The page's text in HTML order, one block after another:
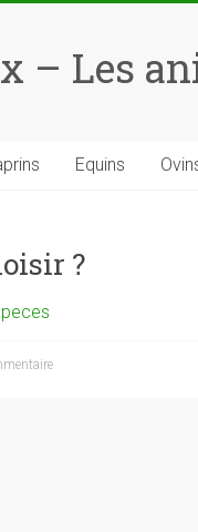
– Les
Equins
?